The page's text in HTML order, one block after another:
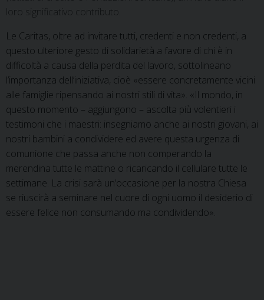
loro significativo contributo.
Le Caritas, oltre ad invitare tutti, credenti e non credenti, a
questo ulteriore gesto di solidarietà a favore di chi è in
difficoltà a causa della perdita del lavoro, sottolineano
l’importanza dell’iniziativa, cioè «essere concretamente vicini
alle famiglie ripensando ai nostri stili di vita». «Il mondo, in
questo momento – aggiungono – ascolta più volentieri i
testimoni che i maestri: insegniamo anche ai nostri giovani, ai
nostri bambini a condividere ed avere questa urgenza di
comunione che passa anche non comperando la
merendina tutte le mattine o ricaricando il cellulare tutte le
settimane. La crisi sarà un’occasione per la nostra Chiesa
se riuscirà a seminare nel cuore di ogni uomo il desiderio di
essere felice non consumando ma condividendo».